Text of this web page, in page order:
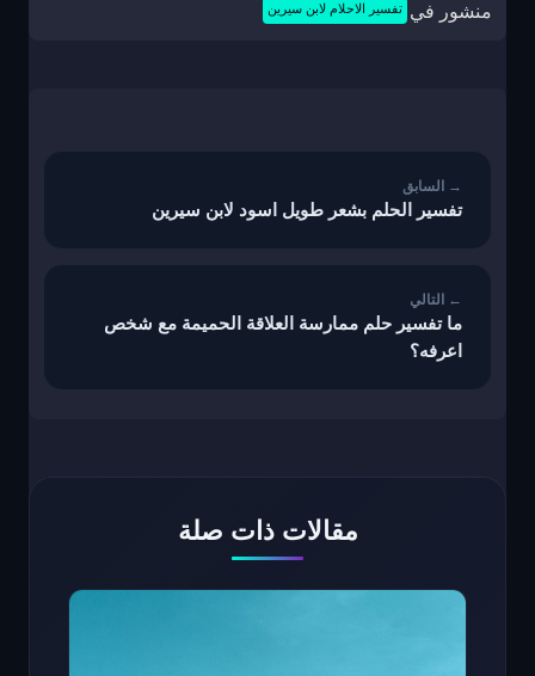
منشور في تفسير الاحلام لابن سيرين
تفسير الحلم بشعر طويل اسود لابن سيرين
ما تفسير حلم ممارسة العلاقة الحميمة مع شخص
اعرفه؟
مقالات ذات صلة